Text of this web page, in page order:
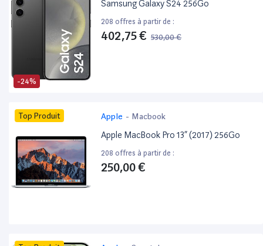
-24%
Samsung Galaxy S24 256Go
208 offres à partir de :
402,75 € 530,00 €
Top Produit Apple - Macbook
Apple MacBook Pro 13” (2017) 256Go
208 offres à partir de :
250,00 €